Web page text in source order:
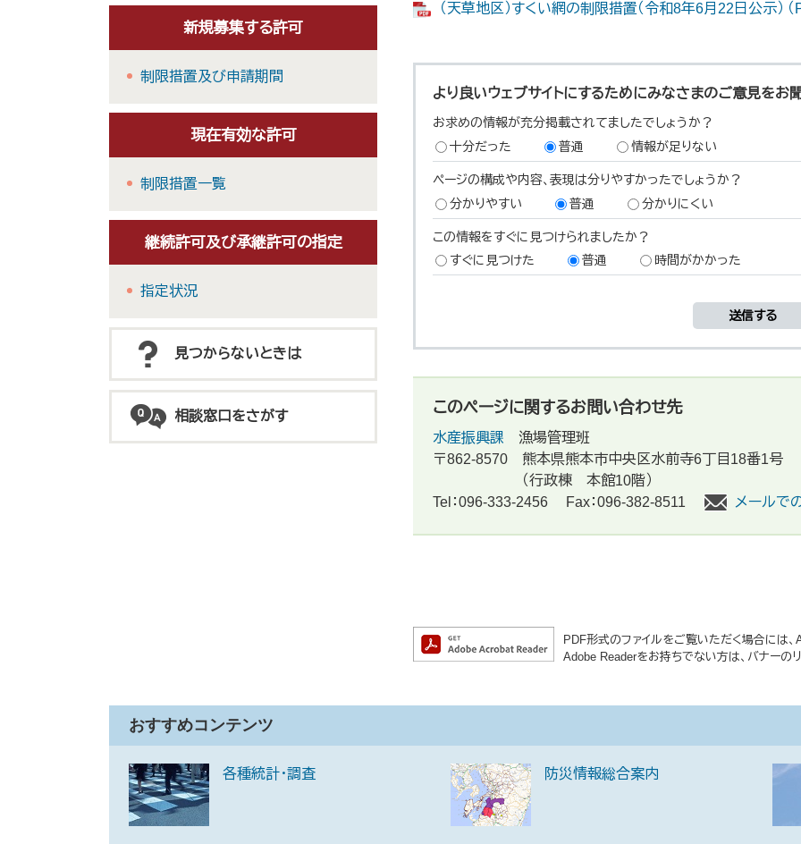
（天草地区）すくい網の制限措置（令和8年6月22日公示） （
より良いウェブサイトにするためにみなさまのご意見をお
お求めの情報が充分掲載されてましたでしょうか？
十分だった
普通 情報が足りない
ページの構成や内容、表現は分りやすかったでしょうか？
分かりやすい
普通 分かりにくい
この情報をすぐに見つけられましたか？
すぐに見つけた
普通 時間がかかった
このページに関するお問い合わせ先
水産振興課
漁場管理班
〒862-8570
熊本県熊本市中央区水前寺6丁目18番1号
（行政棟 本館10階）
Tel：096-333-2456
Fax：096-382-8511 メールで
PDF形式のファイルをご覧いただく場合には
Adobe Readerをお持ちでない方は、バナーのリ
新規募集する許可
制限措置及び申請期間
現在有効な許可
制限措置一覧
継続許可及び承継許可の指定
指定状況
見つからないときは
相談窓口をさがす
おすすめコンテンツ
各種統計・調査 防災情報総合案内